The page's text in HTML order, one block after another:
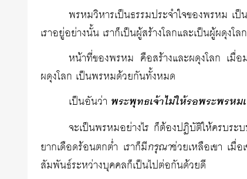
พรหมวิหารเป็นธรรมประจำใจของพรหม เ
เราอยู่อย่างนั้น เราก็เป็นผู้สร้างโลกและเป็นผู้ผดุงโลก
หน้าที่ของพรหม คือสร้างและผดุงโลก เ
ผดุงโลก เป็นพรหมด้วยกันทั้งหมด
เป็นอันว่า พระพุทธเจ้าไม่ให้รอพระพรห
จะเป็นพรหมอย่างไร ก็ต้องปฏิบัติให้ครบร
ยากเดือดร้อนตกต่ำ เราก็มีกรุณาช่วยเหลือเขา เมื่
สัมพันธ์ระหว่างบุคคลก็เป็นไปต่อกันด้วยดี